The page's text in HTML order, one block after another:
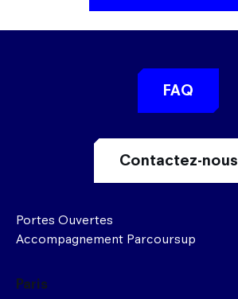
Portes Ouvertes
Accompagnement Parcoursup
FAQ
Contactez-nous
Paris